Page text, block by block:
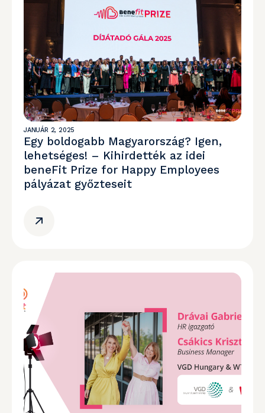
JANUÁR 2, 2025
Egy boldogabb Magyarország? Igen,
lehetséges! – Kihirdették az idei
beneFit Prize for Happy Employees
pályázat győzteseit